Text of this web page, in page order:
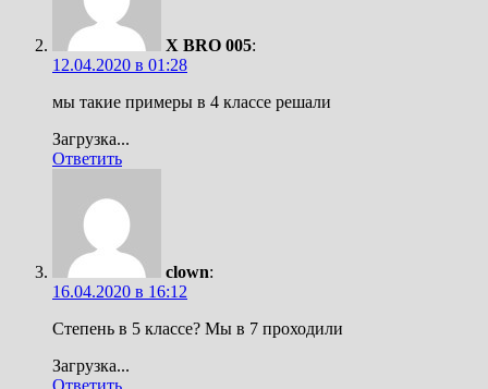
X BRO 005:
12.04.2020 в 01:28
мы такие примеры в 4 классе решали
Загрузка...
Ответить
clown:
16.04.2020 в 16:12
Степень в 5 классе? Мы в 7 проходили
Загрузка...